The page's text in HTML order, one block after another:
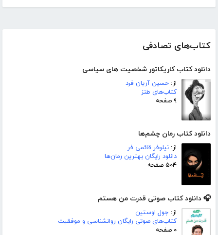
کتاب‌های تصادفی
دانلود کتاب کاریکاتور شخصیت های سیاسی
از: حسین آریان فرد
کتاب‌های طنز
۹ صفحه
دانلود کتاب رمان چشم‌ها
از: نیلوفر قائمی فر
دانلود رایگان بهترین رمان‌ها
۵۰۴ صفحه
🎧 دانلود کتاب صوتی قدرت من هستم
از: جول اوستین
کتاب‌های صوتی رایگان روانشناسی و موفقیت
۰ صفحه